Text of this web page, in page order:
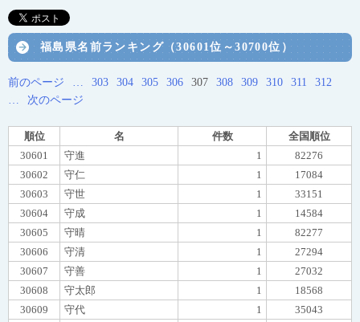
福島県名前ランキング（30601位～30700位）
前のページ … 303 304 305 306 307 308 309 310 311
312
…
次のページ
順位 名 件数
全国順位
30601
守進 1
82276
30602
守仁 1
17084
30603
守世 1
33151
30604
守成 1
14584
30605
守晴 1
82277
30606
守清 1
27294
30607
守善 1
27032
30608
守太郎 1
18568
30609
守代 1
35043